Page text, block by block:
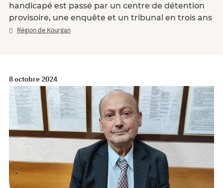
handicapé est passé par un centre de détention
provisoire, une enquête et un tribunal en trois ans
Région de Kourgan
8 octobre 2024